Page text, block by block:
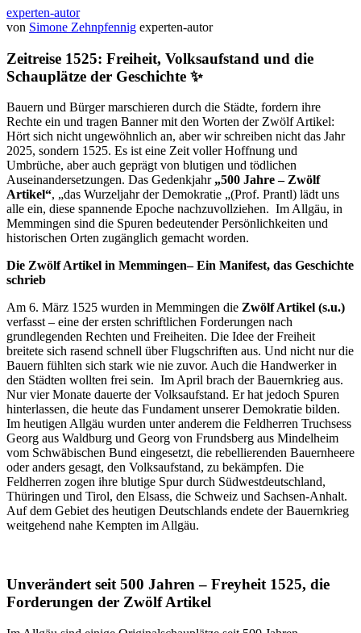
experten-autor
von Simone Zehnpfennig experten-autor
Zeitreise 1525: Freiheit, Volksaufstand und die
Schauplätze der Geschichte ✨
Bauern und Bürger marschieren durch die Städte, fordern ihre
Rechte ein und tragen Banner mit den Worten der Zwölf Artikel:
Hört sich nicht ungewöhnlich an, aber wir schreiben nicht das Jahr
2025, sondern 1525. Es ist eine Zeit voller Hoffnung und
Umbrüche, aber auch geprägt von blutigen und tödlichen
Auseinandersetzungen. Das Gedenkjahr „500 Jahre – Zwölf
Artikel“, „das Wurzeljahr der Demokratie „(Prof. Prantl) lädt uns
alle ein, diese spannende Epoche nachzuvollziehen. Im Allgäu, in
Memmingen sind die Spuren bedeutender Persönlichkeiten und
historischen Orten zugänglich gemacht worden.
Die Zwölf Artikel in Memmingen– Ein Manifest, das Geschichte
schrieb
Am 6. März 1525 wurden in Memmingen die Zwölf Artikel (s.u.)
verfasst – eine der ersten schriftlichen Forderungen nach
grundlegenden Rechten und Freiheiten. Die Idee der Freiheit
breitete sich rasend schnell über Flugschriften aus. Und nicht nur die
Bauern fühlten sich stark wie nie zuvor. Auch die Handwerker in
den Städten wollten frei sein. Im April brach der Bauernkrieg aus.
Nur vier Monate dauerte der Volksaufstand. Er hat jedoch Spuren
hinterlassen, die heute das Fundament unserer Demokratie bilden.
Im heutigen Allgäu wurden unter anderem die Feldherren Truchsess
Georg aus Waldburg und Georg von Frundsberg aus Mindelheim
vom Schwäbischen Bund eingesetzt, die rebellierenden Bauernheere
oder anders gesagt, den Volksaufstand, zu bekämpfen. Die
Feldherren zogen ihre blutige Spur durch Südwestdeutschland,
Thüringen und Tirol, den Elsass, die Schweiz und Sachsen-Anhalt.
Auf dem Gebiet des heutigen Deutschlands endete der Bauernkrieg
weitgehend nahe Kempten im Allgäu.
Unverändert seit 500 Jahren – Freyheit 1525, die
Forderungen der Zwölf Artikel